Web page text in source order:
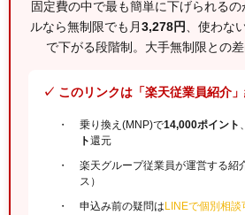
固定費の中で最も簡単に下げられる
ルなら無制限でも月3,278円 、使わな
で下がる段階制。大手無制限との
✓ このリンクは「楽天従業員紹介」
乗り換え(MNP)で14,000ポイント
ト還元
楽天グループ従業員が運営する紹
ス）
申込み前の疑問は LINEで個別相